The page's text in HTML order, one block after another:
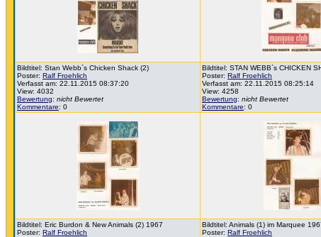
Bildtitel: Stan Webb`s Chicken Shack (2)
Poster: Ralf Froehlich
Verfasst am: 22.11.2015 08:37:20
View: 4032
Bewertung: nicht Bewertet
Kommentare: 0
Bildtitel: STAN WEBB`s CHICKEN
Poster: Ralf Froehlich
Verfasst am: 22.11.2015 08:25:14
View: 4258
Bewertung: nicht Bewertet
Kommentare: 0
Bildtitel: Eric Burdon & New Animals (2) 1967
Poster: Ralf Froehlich
Bildtitel: Animals (1) im Marquee
Poster: Ralf Froehlich